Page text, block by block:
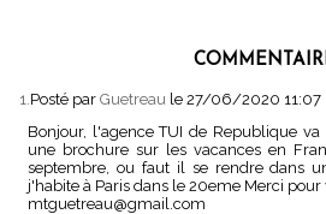
1.Posté par Guetreau le 27/06/2020 11:07
Bonjour, l'agence TUI de Republique
une brochure sur les vacances en
septembre, ou faut il se rendre dans
j'habite à Paris dans le 20eme Merci pour
mtguetreau@gmail.com